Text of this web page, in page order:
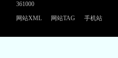
361000
网站XML
网站TAG 手机站